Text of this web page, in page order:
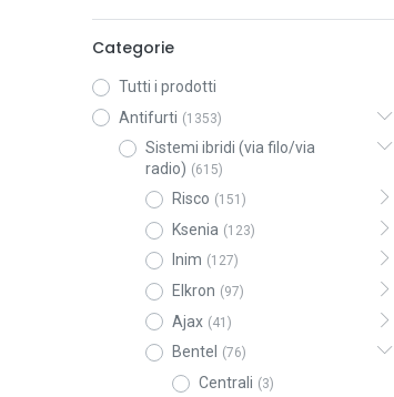
Categorie
Tutti i prodotti
Antifurti (1353)
Sistemi ibridi (via filo/via
radio) (615)
Risco (151)
Ksenia (123)
Inim (127)
Elkron (97)
Ajax (41)
Bentel (76)
Centrali (3)